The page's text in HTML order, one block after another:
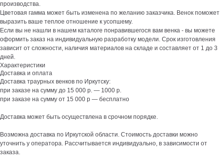
производства.
Цветовая гамма может быть изменена по желанию заказчика. Венок поможет
выразить ваше теплое отношение к усопшему.
Если вы не нашли в нашем каталоге понравившегося вам венка - вы можете
оформить заказ на индивидуальную разработку модели. Срок изготовления
зависит от сложности, наличия материалов на складе и составляет от 1 до 3
дней.
Характеристики
Доставка и оплата
Доставка траурных венков по Иркутску:
при заказе на сумму до 15 000 р. — 1000 р.
при заказе на сумму от 15 000 р — бесплатно
Доставка может быть осуществлена в срочном порядке.
Возможна доставка по Иркутской области. Стоимость доставки можно
уточнить у оператора. Рассчитывается индивидуально, в зависимости от
заказа.